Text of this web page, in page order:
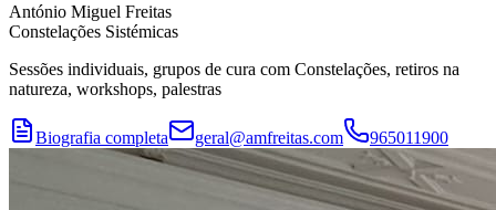
António Miguel Freitas
Constelações Sistémicas
Sessões individuais, grupos de cura com Constelações, retiros na
natureza, workshops, palestras
Biografia completa geral@amfreitas.com 965011900